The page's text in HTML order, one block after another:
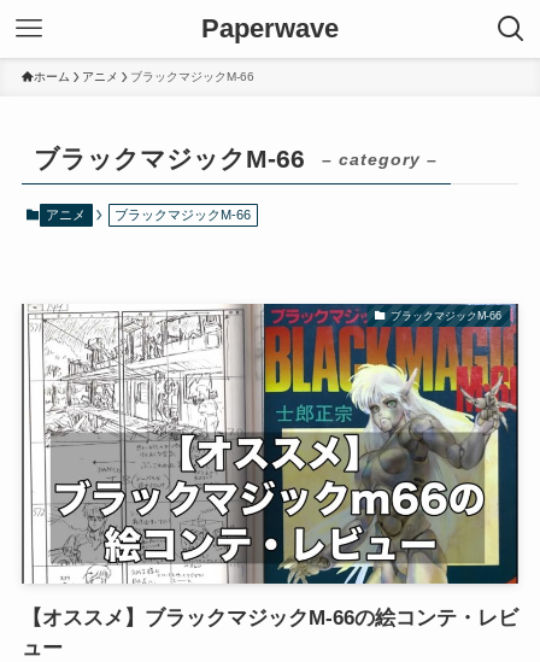
Paperwave
ホーム アニメ ブラックマジックM-66
ブラックマジックM-66 – category –
アニメ ブラックマジックM-66
ブラックマジックM-66
【オススメ】ブラックマジックM-66の絵コンテ・レビ
ュー